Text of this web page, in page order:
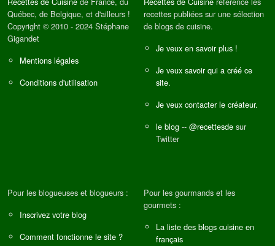
Québec, de Belgique, et d'ailleurs !
Copyright © 2010 - 2024 Stéphane
Gigandet
Mentions légales
Conditions d'utilisation
recettes publiées sur une sélection
de blogs de cuisine.
Je veux en savoir plus !
Je veux savoir qui a créé ce
site.
Je veux contacter le créateur.
le blog -- @recettesde sur
Twitter
Pour les blogueuses et blogueurs :
Inscrivez votre blog
Comment fonctionne le site ?
Pour les gourmands et les
gourmets :
La liste des blogs cuisine en
français